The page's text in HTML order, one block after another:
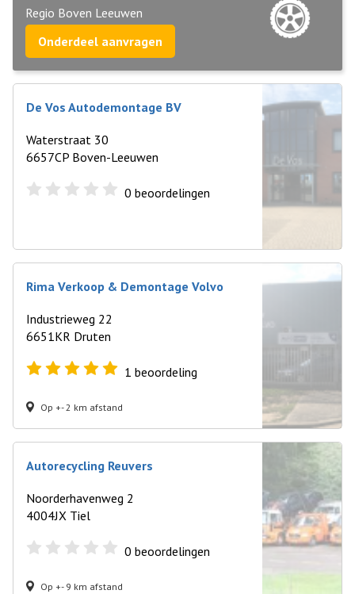
Regio Boven Leeuwen
Onderdeel aanvragen
De Vos Autodemontage BV
Waterstraat 30
6657CP Boven-Leeuwen
0 beoordelingen
Rima Verkoop & Demontage Volvo
Industrieweg 22
6651KR Druten
1 beoordeling
Op +- 2 km afstand
Autorecycling Reuvers
Noorderhavenweg 2
4004JX Tiel
0 beoordelingen
Op +- 9 km afstand